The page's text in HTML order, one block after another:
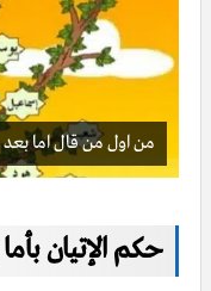
من اول من قال اما بعد
حكم الإتيان